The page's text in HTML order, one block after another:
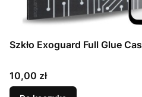
Szkło Exoguard Full Glue
Cena
10,00 zł